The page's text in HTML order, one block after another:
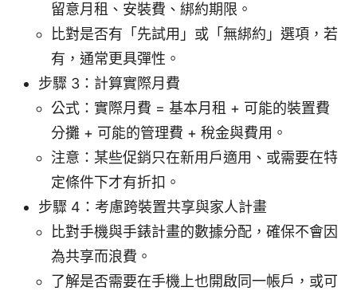
留意月租、安裝費、綁約期限。
比對是否有「先試用」或「無綁約」選項，若
有，通常更具彈性。
步驟 3：計算實際月費
公式：實際月費 = 基本月租 + 可能的裝置費
分攤 + 可能的管理費 + 稅金與費用。
注意：某些促銷只在新用戶適用、或需要在特
定條件下才有折扣。
步驟 4：考慮跨裝置共享與家人計畫
比對手機與手錶計畫的數據分配，確保不會因
為共享而浪費。
了解是否需要在手機上也開啟同一帳戶，或可